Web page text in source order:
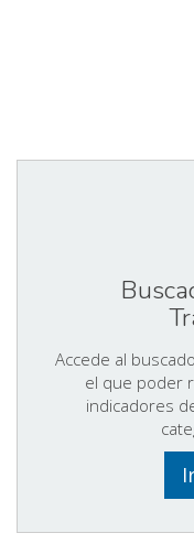
Accede al
el que poder
indicadores